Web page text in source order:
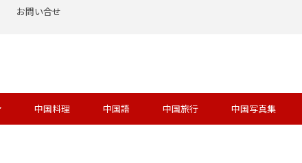
お問い合せ
中国料理 中国語 中国旅行 中国写真集